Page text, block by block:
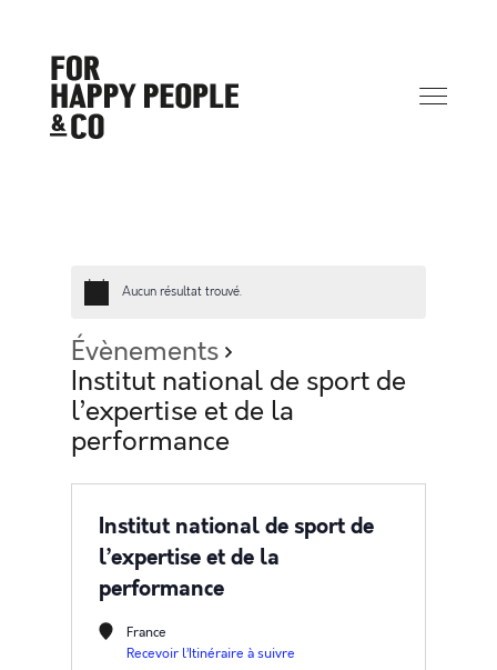
Aucun résultat trouvé.
Évènements
Institut national de sport de
l’expertise et de la
performance
Institut national de sport de
l’expertise et de la
performance
France
Recevoir l’Itinéraire à suivre